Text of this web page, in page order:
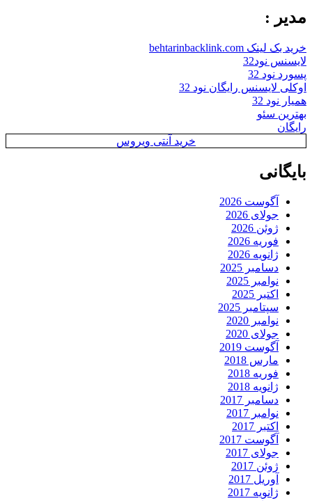
مدیر :
خرید بک لینک behtarinbacklink.com
لایسنس نود32
پسورد نود 32
اوکلی لایسنس رایگان نود 32
همیار نود 32
بهترین سئو
رایگان
خرید آنتی ویروس
بایگانی
آگوست 2026
جولای 2026
ژوئن 2026
فوریه 2026
ژانویه 2026
دسامبر 2025
نوامبر 2025
اکتبر 2025
سپتامبر 2025
نوامبر 2020
جولای 2020
آگوست 2019
مارس 2018
فوریه 2018
ژانویه 2018
دسامبر 2017
نوامبر 2017
اکتبر 2017
آگوست 2017
جولای 2017
ژوئن 2017
آوریل 2017
ژانویه 2017